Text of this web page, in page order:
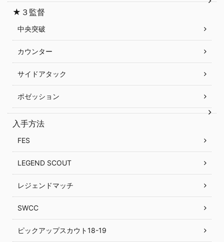
★３監督
中央突破
カウンター
サイドアタック
ポゼッション
入手方法
FES
LEGEND SCOUT
レジェンドマッチ
SWCC
ピックアップスカウト18-19